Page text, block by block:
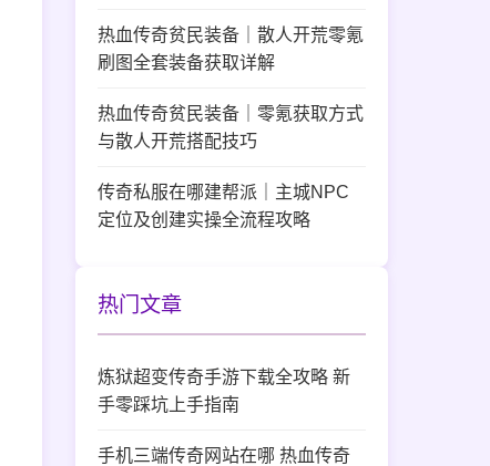
热血传奇贫民装备｜散人开荒零氪
刷图全套装备获取详解
热血传奇贫民装备｜零氪获取方式
与散人开荒搭配技巧
传奇私服在哪建帮派｜主城NPC
定位及创建实操全流程攻略
热门文章
炼狱超变传奇手游下载全攻略 新
手零踩坑上手指南
手机三端传奇网站在哪 热血传奇